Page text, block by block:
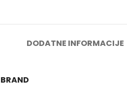
DODATNE INFORMACIJE
BRAND